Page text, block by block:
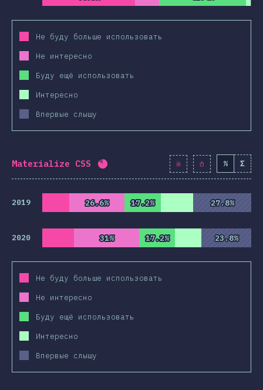
Не буду больше использовать
Не интересно
Буду ещё использовать
Интересно
Впервые слышу
Materialize CSS Процент заполнения: 82 ( 9427 )
% Σ
2019 26.6%
26.6% 17.2%
17.2% 27.8%
27.8%
2020 31%
31% 17.2%
17.2% 23.8%
23.8%
Не буду больше использовать
Не интересно
Буду ещё использовать
Интересно
Впервые слышу